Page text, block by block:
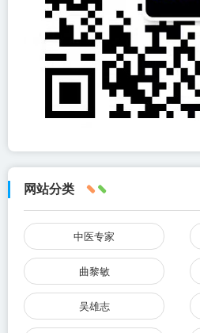
网站分类
中医专家
曲黎敏
吴雄志